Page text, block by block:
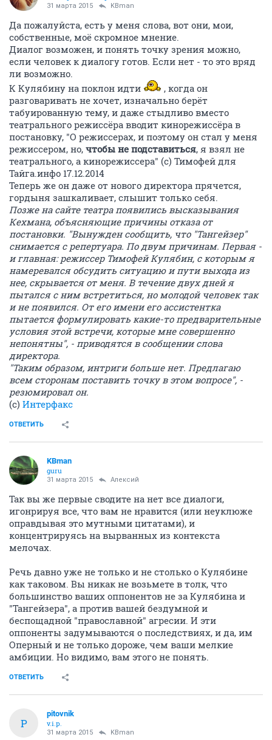
31 марта 2015 KBman
Да пожалуйста, есть у меня слова, вот они, мои,
собственные, моё скромное мнение.
Диалог возможен, и понять точку зрения можно,
если человек к диалогу готов. Если нет - то это вряд
ли возможно.
К Кулябину на поклон идти
, когда он
разговаривать не хочет, изначально берёт
табуированную тему, и даже стыдливо вместо
театрального режиссёра вводит кинорежиссёра в
постановку, "О режиссерах, и поэтому он стал у меня
режиссером, но, чтобы не подставиться, я взял не
театрального, а кинорежиссера" (с) Тимофей для
Тайга.инфо 17.12.2014
Теперь же он даже от нового директора прячется,
гордыня зашкаливает, слышит только себя.
Позже на сайте театра появились высказывания
Кехмана, объясняющие причины отказа от
постановки. "Вынужден сообщить, что "Тангейзер"
снимается с репертуара. По двум причинам. Первая -
и главная: режиссер Тимофей Кулябин, с которым я
намеревался обсудить ситуацию и пути выхода из
нее, скрывается от меня. В течение двух дней я
пытался с ним встретиться, но молодой человек так
и не появился. От его имени его ассистентка
пытается формулировать какие-то предварительные
условия этой встречи, которые мне совершенно
непонятны", - приводятся в сообщении слова
директора.
"Таким образом, интриги больше нет. Предлагаю
всем сторонам поставить точку в этом вопросе", -
резюмировал он.
(с) Интерфакс
ОТВЕТИТЬ
KBman
guru
31 марта 2015 Алексий
Так вы же первые сводите на нет все диалоги,
игонрируя все, что вам не нравится (или неуклюже
оправдывая это мутными цитатами), и
концентрируясь на вырванных из контекста
мелочах.
Речь давно уже не только и не столько о Кулябине
как таковом. Вы никак не возьмете в толк, что
большинство ваших оппонентов не за Кулябина и
"Тангейзера", а против вашей бездумной и
беспощадной "православной" агресии. И эти
оппоненты задумываются о последствиях, и да, им
Оперный и не только дороже, чем ваши мелкие
амбиции. Но видимо, вам этого не понять.
ОТВЕТИТЬ
P
pitovnik
v.i.p.
31 марта 2015 KBman